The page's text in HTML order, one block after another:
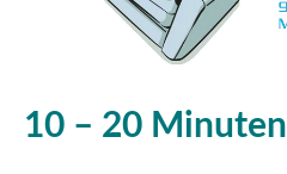
10 – 20 Minuten